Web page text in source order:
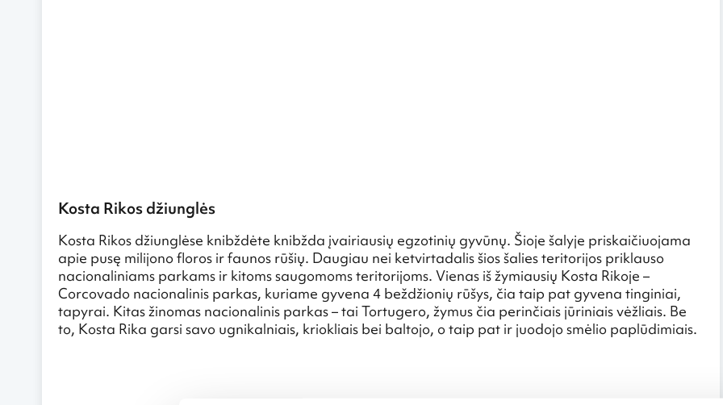
Kosta Rikos džiunglės
Kosta Rikos džiunglėse knibždėte knibžda įvairiausių egzotinių gyvūnų. Šioje šalyje priskaičiuojama
apie pusę milijono floros ir faunos rūšių. Daugiau nei ketvirtadalis šios šalies teritorijos priklauso
nacionaliniams parkams ir kitoms saugomoms teritorijoms. Vienas iš žymiausių Kosta Rikoje –
Corcovado nacionalinis parkas, kuriame gyvena 4 beždžionių rūšys, čia taip pat gyvena tinginiai,
tapyrai. Kitas žinomas nacionalinis parkas – tai Tortugero, žymus čia perinčiais jūriniais vėžliais. Be
to, Kosta Rika garsi savo ugnikalniais, kriokliais bei baltojo, o taip pat ir juodojo smėlio paplūdimiais.